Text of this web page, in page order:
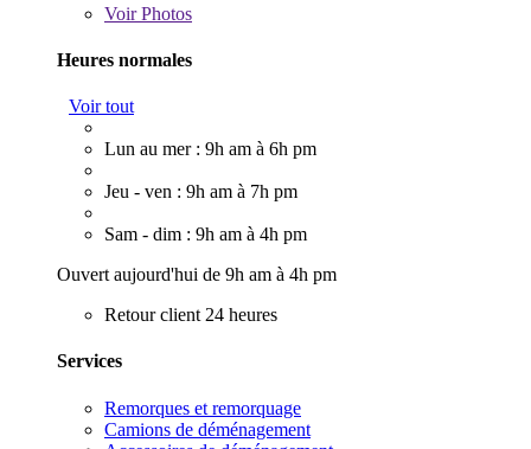
VoirPhotos
Heures normales
Voir tout
Lun au mer : 9h am à 6h pm
Jeu - ven : 9h am à 7h pm
Sam - dim : 9h am à 4h pm
Ouvert aujourd'hui de 9h am à 4h pm
Retour client 24 heures
Services
Remorques et remorquage
Camions de déménagement